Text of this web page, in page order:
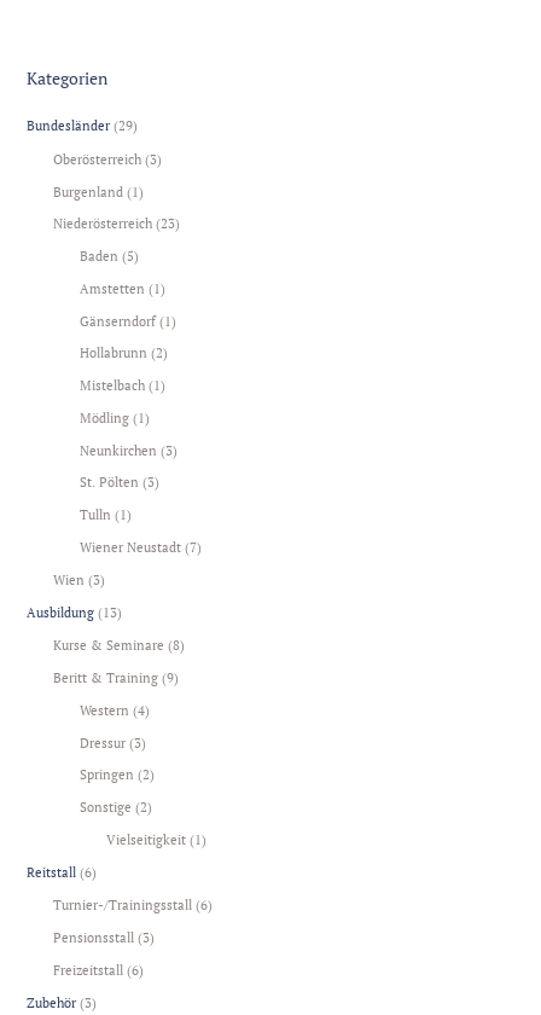
Kategorien
Bundesländer (29)
Oberösterreich (3)
Burgenland (1)
Niederösterreich (23)
Baden (5)
Amstetten (1)
Gänserndorf(1)
Hollabrunn (2)
Mistelbach (1)
Mödling (1)
Neunkirchen (3)
St. Pölten (3)
Tulln (1)
Wiener Neustadt (7)
Wien (3)
Ausbildung (13)
Kurse & Seminare (8)
Beritt & Training (9)
Western (4)
Dressur (3)
Springen (2)
Sonstige (2)
Vielseitigkeit(1)
Reitstall (6)
Turnier-/Trainingsstall (6)
Pensionsstall (3)
Freizeitstall (6)
Zubehör (3)